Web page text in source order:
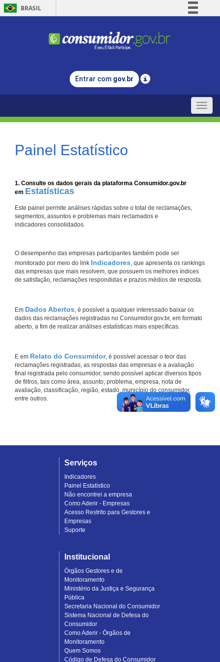
BRASIL
Comunica BR
Legislação
Entrar com gov.br
Toggle
Painel Estatístico
1. Consulte os dados gerais da plataforma Consumidor.gov.br
em Estatísticas
Este painel permite análises rápidas sobre o total de reclamações,
segmentos, assuntos e problemas mais reclamados e
indicadores consolidados.
O desempenho das empresas participantes também pode ser
monitorado por meio do link Indicadores, que apresenta os rankings
das empresas que mais resolvem, que possuem os melhores índices
de satisfação, reclamações respondidas e prazos médios de resposta.
Em Dados Abertos, é possível a qualquer interessado baixar os
dados das reclamações registradas no Consumidor.gov.br, em formato
aberto, a fim de realizar análises estatísticas mais específicas.
E em Relato do Consumidor, é possível acessar o teor das
reclamações registradas, as respostas das empresas e a avaliação
final registrada pelo consumidor, sendo possível aplicar diversos tipos
de filtros, tais como área, assunto, problema, empresa, nota de
avaliação, classificação, região, estado, município do consumidor,
entre outros.
Serviços
Indicadores
Painel Estatístico
Não encontrei a empresa
Como Aderir - Empresas
Acesso Restrito para Gestores e
Empresas
Suporte
Institucional
Órgãos Gestores e de
Monitoramento
Ministério da Justiça e Segurança
Pública
Secretaria Nacional do Consumidor
Sistema Nacional de Defesa do
Consumidor
Como Aderir - Órgãos de
Monitoramento
Quem Somos
Código de Defesa do Consumidor